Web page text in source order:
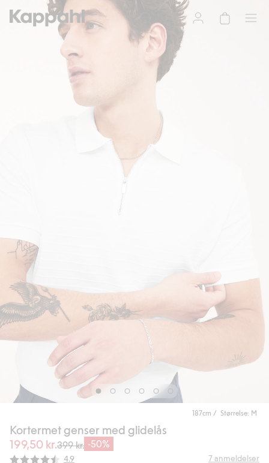
187cm / Størrelse: M
Kortermet genser med glidelås
199,50 kr.399 kr. -50%
Gjennomsnittskarakter:
4.9 7anmeldelser